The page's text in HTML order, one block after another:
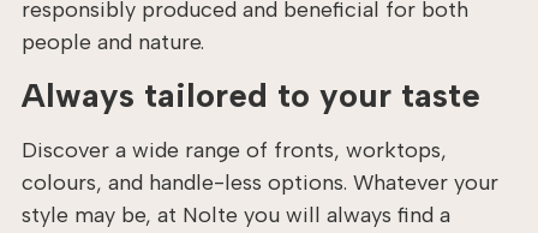
responsibly produced and beneficial for both
people and nature.
Always tailored to your taste
Discover a wide range of fronts, worktops,
colours, and handle-less options. Whatever your
style may be, at Nolte you will always find a